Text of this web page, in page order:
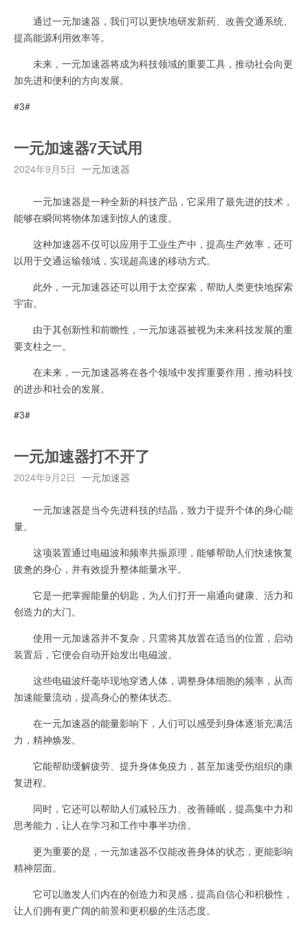
通过一元加速器，我们可以更快地研发新药、改善交通系统、
提高能源利用效率等。
未来，一元加速器将成为科技领域的重要工具，推动社会向更
加先进和便利的方向发展。
#3#
一元加速器7天试用
2024年9月5日 一元加速器
一元加速器是一种全新的科技产品，它采用了最先进的技术，
能够在瞬间将物体加速到惊人的速度。
这种加速器不仅可以应用于工业生产中，提高生产效率，还可
以用于交通运输领域，实现超高速的移动方式。
此外，一元加速器还可以用于太空探索，帮助人类更快地探索
宇宙。
由于其创新性和前瞻性，一元加速器被视为未来科技发展的重
要支柱之一。
在未来，一元加速器将在各个领域中发挥重要作用，推动科技
的进步和社会的发展。
#3#
一元加速器打不开了
2024年9月2日 一元加速器
一元加速器是当今先进科技的结晶，致力于提升个体的身心能
量。
这项装置通过电磁波和频率共振原理，能够帮助人们快速恢复
疲惫的身心，并有效提升整体能量水平。
它是一把掌握能量的钥匙，为人们打开一扇通向健康、活力和
创造力的大门。
使用一元加速器并不复杂，只需将其放置在适当的位置，启动
装置后，它便会自动开始发出电磁波。
这些电磁波纤毫毕现地穿透人体，调整身体细胞的频率，从而
加速能量流动，提高身心的整体状态。
在一元加速器的能量影响下，人们可以感受到身体逐渐充满活
力，精神焕发。
它能帮助缓解疲劳、提升身体免疫力，甚至加速受伤组织的康
复进程。
同时，它还可以帮助人们减轻压力、改善睡眠，提高集中力和
思考能力，让人在学习和工作中事半功倍。
更为重要的是，一元加速器不仅能改善身体的状态，更能影响
精神层面。
它可以激发人们内在的创造力和灵感，提高自信心和积极性，
让人们拥有更广阔的前景和更积极的生活态度。